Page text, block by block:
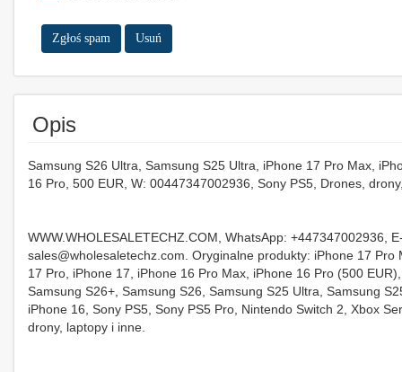
Zgłoś spam Usuń
Opis
Samsung S26 Ultra, Samsung S25 Ultra, iPhone 17 Pro Max,
16 Pro, 500 EUR, W: 00447347002936, Sony PS5, Drones,
WWW.WHOLESALETECHZ.COM, WhatsApp: +447347002936,
sales@wholesaletechz.com. Oryginalne produkty: iPhone 17 Pro
17 Pro, iPhone 17, iPhone 16 Pro Max, iPhone 16 Pro (500
Samsung S26+, Samsung S26, Samsung S25 Ultra, Samsung
iPhone 16, Sony PS5, Sony PS5 Pro, Nintendo Switch 2, Xbox
drony, laptopy i inne.